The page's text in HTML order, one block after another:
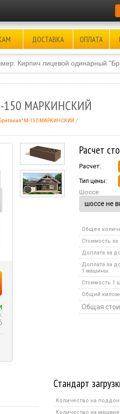
ДОСТАВКА ОПЛАТА
150 МАРКИНСКИЙ
М-150 МАРКИНСКИЙ
Расчет
Расчет:
Тип цены:
Шоссе:
Общее
Стоимость за
Доплата за
Доплата за
1 машины:
Стоимость 1
Общий
Общая
Стандарт
Количество на
Количество на